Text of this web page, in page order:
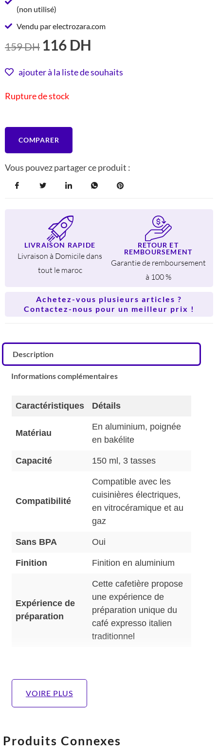
(non utilisé)
Vendu par electrozara.com
159DH LE
INITIAL
159 DH.
116 DH
ACTUEL
ajouter à la liste de souhaits
Rupture de stock
COMPARER
Vous pouvez partager ce produit :
LIVRAISON RAPIDE
Livraison à Domicile dans
tout le maroc
RETOUR ET
REMBOURSEMENT
Garantie de remboursement
à 100 %
Achetez-vous plusieurs articles ?
Contactez-nous pour un meilleur prix !
Description
Informations complémentaires
Caractéristiques Détails
Matériau
En aluminium, poignée
en bakélite
Capacité 150 ml, 3 tasses
Compatibilité
Compatible avec les
cuisinières électriques,
en vitrocéramique et au
gaz
Sans BPA Oui
Finition Finition en aluminium
Expérience de
préparation
Cette cafetière propose
une expérience de
préparation unique du
café expresso italien
traditionnel
VOIRE PLUS
Produits Connexes